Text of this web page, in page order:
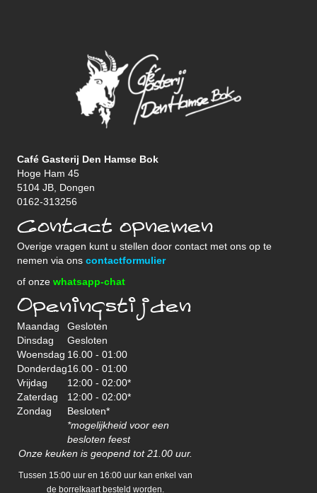
Café Gasterij Den Hamse Bok
Hoge Ham 45
5104 JB, Dongen
0162-313256
Contact opnemen
Overige vragen kunt u stellen door contact met ons op te
nemen via ons contactformulier
of onze whatsapp-chat
Openingstijden
Maandag
Gesloten
Dinsdag
Gesloten
Woensdag 16.00 - 01:00
Donderdag16.00 - 01:00
Vrijdag
12:00 - 02:00*
Zaterdag
12:00 - 02:00*
Zondag
Besloten*
*mogelijkheid voor een
besloten feest
Onze keuken is geopend tot 21.00 uur.
Tussen 15:00 uur en 16:00 uur kan enkel van
de borrelkaart besteld worden.